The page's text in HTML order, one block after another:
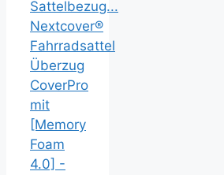
Nextcover®
Fahrradsattel
Überzug
CoverPro
mit
[Memory
Foam
4.0] -